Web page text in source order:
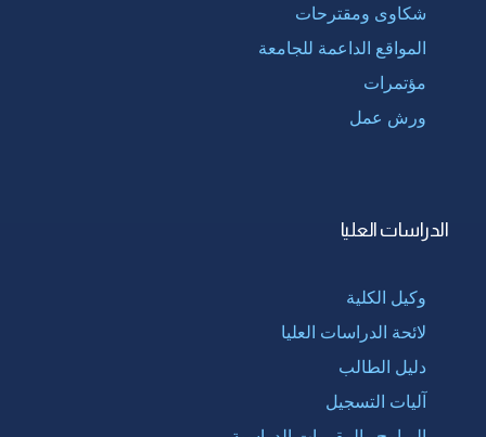
شكاوى ومقترحات
المواقع الداعمة للجامعة
مؤتمرات
ورش عمل
الدراسات العليا
وكيل الكلية
لائحة الدراسات العليا
دليل الطالب
آليات التسجيل